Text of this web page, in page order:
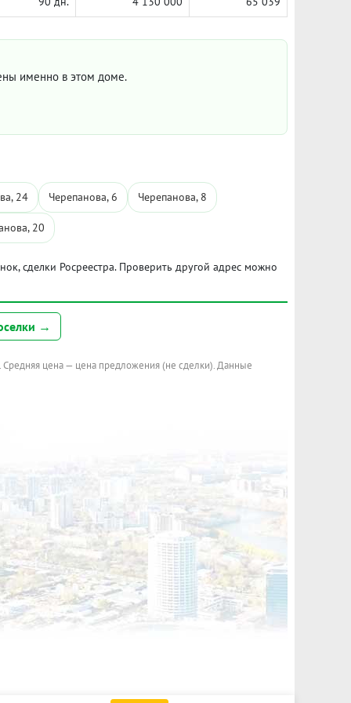
именно в этом доме.
24 Черепанова, 6 Черепанова, 8
20
сделки Росреестра. Проверить другой адрес можно
→
цена — цена предложения (не сделки). Данные